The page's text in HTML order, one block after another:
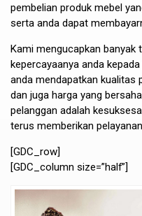
pembelian produk mebel
serta anda dapat
Kami mengucapkan banyak
kepercayaanya anda
anda mendapatkan kualitas
dan juga harga yang
pelanggan adalah
terus memberikan
[GDC_row]
[GDC_column size=”half”]